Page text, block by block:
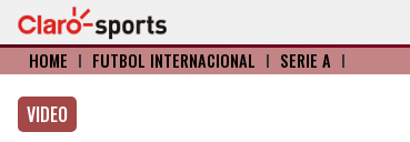
HOME I FÚTBOL INTERNACIONAL I SERIE A I
VIDEO